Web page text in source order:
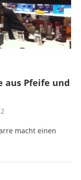
aus Pfeife und
macht einen